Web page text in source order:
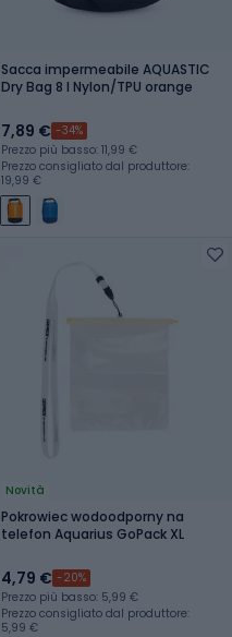
Sacca impermeabile AQUASTIC
Dry Bag 8 l Nylon/TPU orange
7,89 € -34%
Prezzo più basso: 11,99 €
Prezzo consigliato dal produttore:
19,99 €
Novità
Pokrowiec wodoodporny na
telefon Aquarius GoPack XL
4,79 € -20%
Prezzo più basso: 5,99 €
Prezzo consigliato dal produttore:
5,99 €